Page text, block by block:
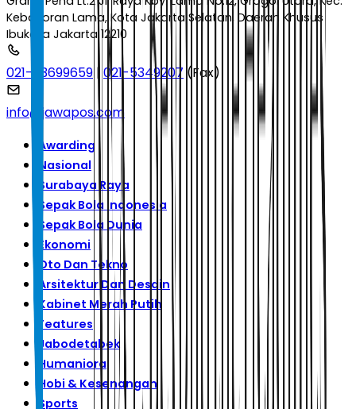
Kebayoran Lama, Kota Jakarta Selatan, Daerah Khusus
Ibukota Jakarta 12210
021-53699659 | 021-5349207 (Fax)
info@jawapos.com
Awarding
Nasional
Surabaya Raya
Sepak Bola Indonesia
Sepak Bola Dunia
Ekonomi
Oto Dan Tekno
Arsitektur Dan Desain
Kabinet Merah Putih
Features
Jabodetabek
Humaniora
Hobi & Kesenangan
Sports